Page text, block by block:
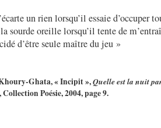
un rien lorsqu’il essaie d’occuper
sourde oreille lorsqu’il tente de
d’être seule maître du jeu »
Ghata, « Incipit »,Quelle est la nuit
Collection Poésie, 2004, page 9.